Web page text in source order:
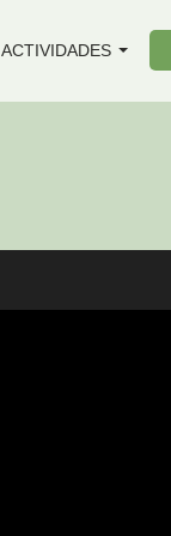
ACTIVIDADES